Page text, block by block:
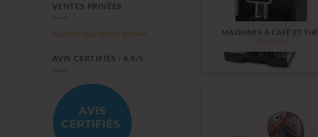
VENTES PRIVÉES
Accédez aux ventes privées
AVIS CERTIFIÉS : 4.9/5
MACHINES À CAFÉ ET THÉ
8 PRODUITS